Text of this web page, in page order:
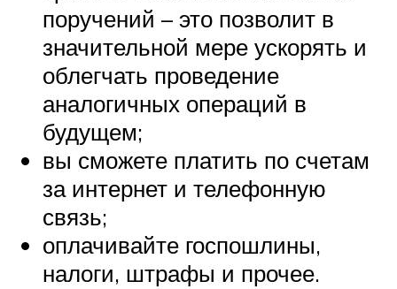
поручений – это позволит в
значительной мере ускорять и
облегчать проведение
аналогичных операций в
будущем;
вы сможете платить по счетам
за интернет и телефонную
связь;
оплачивайте госпошлины,
налоги, штрафы и прочее.